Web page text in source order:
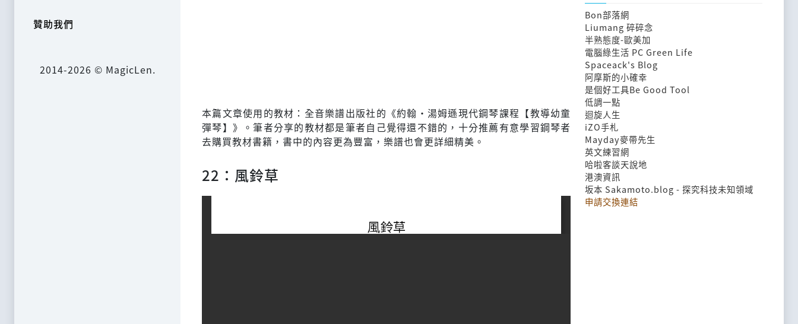
贊助我們
2014-2026 © MagicLen.
本篇文章使用的教材：全音樂譜出版社的《約翰‧湯姆遜現代鋼琴課程【教導幼童
彈琴】》。筆者分享的教材都是筆者自己覺得還不錯的，十分推薦有意學習鋼琴者
去購買教材書籍，書中的內容更為豐富，樂譜也會更詳細精美。
22：風鈴草
Bon部落網
Liumang 碎碎念
半熟態度-歐美加
電腦綠生活 PC Green Life
Spaceack's Blog
阿摩斯的小確幸
是個好工具Be Good Tool
低調一點
迴旋人生
iZO手札
Mayday麥帶先生
英文練習網
哈啦客談天說地
港澳資訊
坂本 Sakamoto.blog - 探究科技未知領域
申請交換連結